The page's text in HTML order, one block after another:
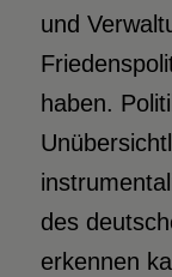
und
haben.
des
erkennen